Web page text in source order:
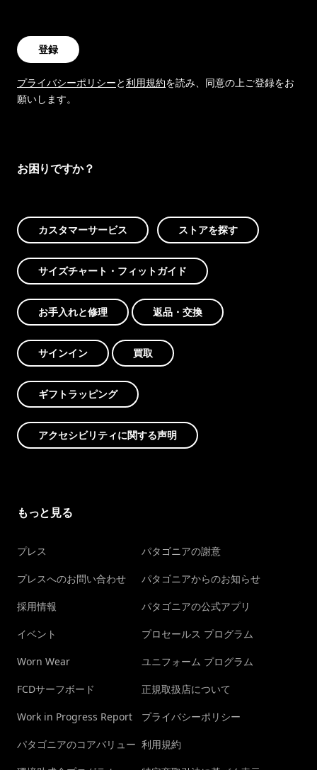
登録
プライバシーポリシーと利用規約を読み、同意の上ご登録をお
願いします。
お困りですか？
カスタマーサービス ストアを探す
サイズチャート・フィットガイド
お手入れと修理 返品・交換
サインイン 買取
ギフトラッピング
アクセシビリティに関する声明
もっと見る
プレス
プレスへのお問い合わせ
採用情報
イベント
Worn Wear
FCDサーフボード
Work in Progress Report
パタゴニアのコアバリュー
パタゴニアの謝意
パタゴニアからのお知らせ
パタゴニアの公式アプリ
プロセールス プログラム
ユニフォーム プログラム
正規取扱店について
プライバシーポリシー
利用規約